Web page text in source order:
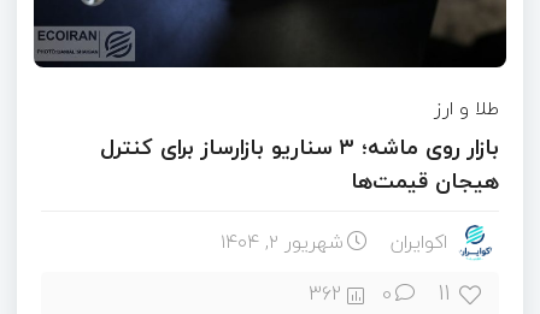
طلا و ارز
بازار روی ماشه؛ ۳ سناریو بازارساز برای کنترل
هیجان قیمت‌ها
اکوایران شهریور ۲, ۱۴۰۴
11
0
362